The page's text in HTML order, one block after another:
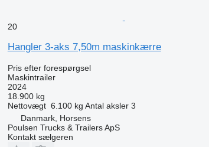
20
Hangler 3-aks 7,50m maskinkærre
Pris efter forespørgsel
Maskintrailer
2024
18.900 kg
Nettovægt 6.100 kg Antal aksler 3
Danmark, Horsens
Poulsen Trucks & Trailers ApS
Kontakt sælgeren